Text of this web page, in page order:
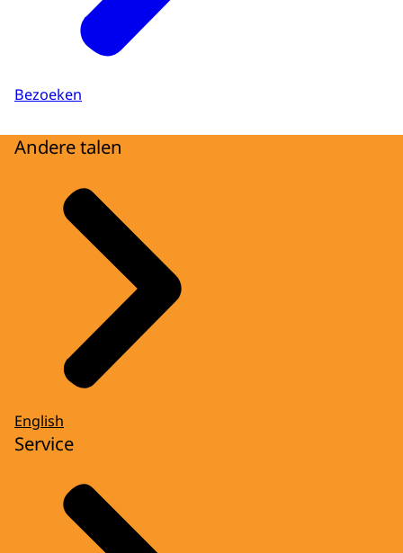
Bezoeken
Andere talen
English
Service